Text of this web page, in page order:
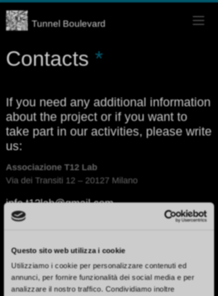
Questo sito web utilizza i cookie
Utilizziamo i cookie per personalizzare contenuti ed
annunci, per fornire funzionalità dei social media e per
analizzare il nostro traffico. Condividiamo inoltre
Main Navigation
Tunnel Boulevard
Contacts *
If you need any additional information
about the project or if you want to
take part in our activities, please write
us:
Associazione T12 Lab
Via dei Transiti 12 – 20127 Milano
info.t12lab@gmail.com